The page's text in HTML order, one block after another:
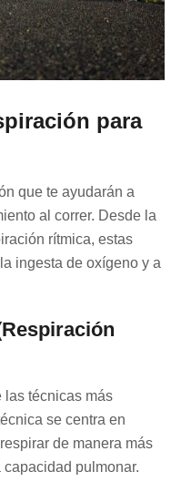
para
que te ayudarán a
al correr. Desde la
rítmica, estas
ingesta de oxígeno y a
las técnicas más
se centra en
de manera más
pulmonar.